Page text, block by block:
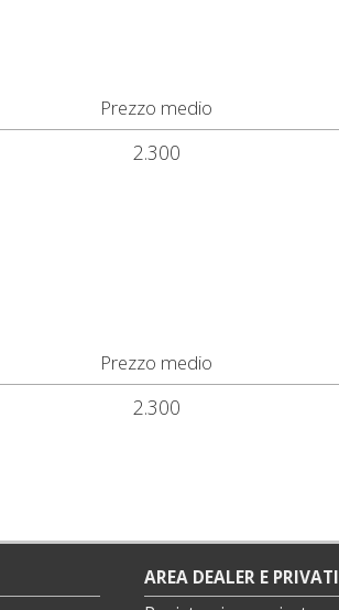
Prezzo medio
2.300
Prezzo medio
2.300
AREA DEALER E PRIVATI